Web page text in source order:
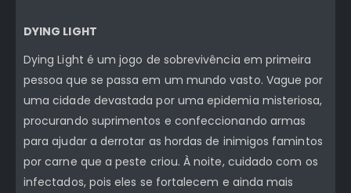
DYING LIGHT
Dying Light é um jogo de sobrevivência em primeira
pessoa que se passa em um mundo vasto. Vague por
uma cidade devastada por uma epidemia misteriosa,
procurando suprimentos e confeccionando armas
para ajudar a derrotar as hordas de inimigos famintos
por carne que a peste criou. À noite, cuidado com os
infectados, pois eles se fortalecem e ainda mais